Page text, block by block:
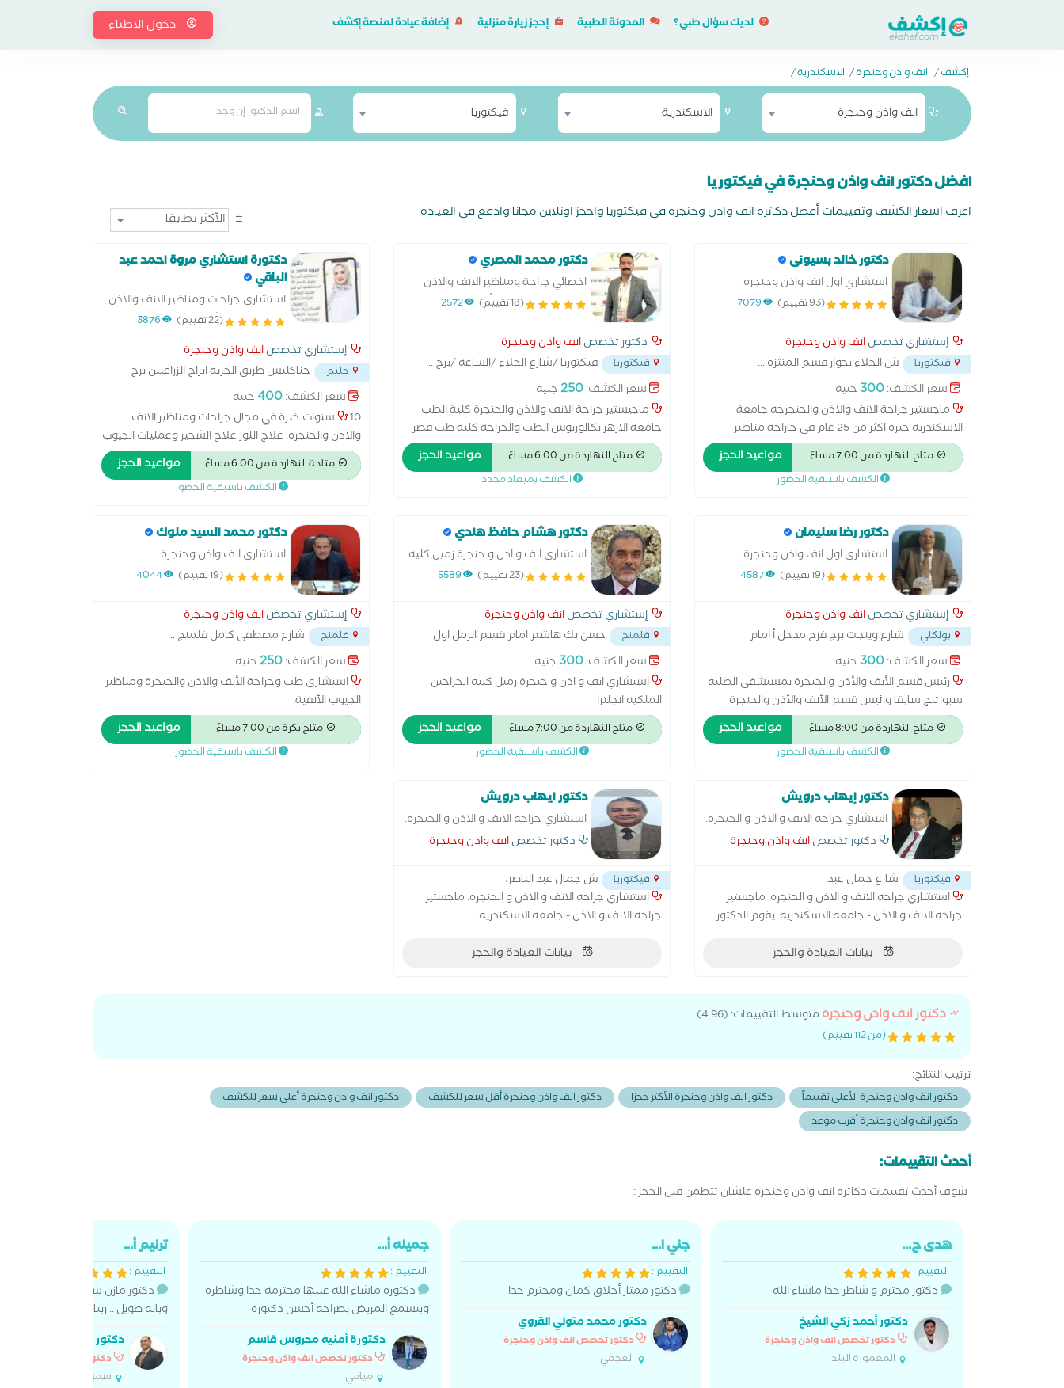
لديك سؤال طبي؟ المدونة الطبية إحجز زيارة منزلية إضافة عيادة لمنصة إكشف دخول الاطباء
إكشف/ انف واذن وحنجرة/ الاسكندرية/
انف واذن وحنجرة الاسكندرية فيكتوريا
افضل دكتور انف واذن وحنجرة في فيكتوريا
اعرف اسعار الكشف وتقييمات أفضل دكاترة انف واذن وحنجرة في فيكتوريا واحجز اونلاين مجانا وادفع في العيادة
دكتور خالد بسيونى
استشاري اول انف واذن وحنجره
الاستشارة 50 جنية مصري
(93 تقييم) 7079
إستشاري تخصصانف واذن وحنجرة
فيكتوريا ش الجلاء بجوار قسم المنتزه...
سعر الكشف:300 جنيه
ماجستير جراحة الانف والاذن والحنجرجه جامعة
الاسكندريه خبره اكثر من 25 عام فى جاراحة مناظير
الجيوب الانفيه وتجميل الانف
متاح النهاردة من 7:00 مساءً مواعيد الحجز
الكشف باسبقية الحضور
دكتور محمد المصري
اخصائي جراحة ومناظير الانف والاذن
والحنجرة وجراحات الرأس والرقبه
(18 تقييم) 2572
دكتور تخصصانف واذن وحنجرة
فيكتوريا فيكتوريا /شارع الجلاء /الساعه /برج...
سعر الكشف:250جنيه
ماجيستير جراحة الانف والاذن والحنجرة كلية الطب
جامعة الازهر بكالوريوس الطب والجراحة كلية طب قصر
العيني عضو الاكاديمية الطبية العسكرية
متاح النهاردة من 6:00 مساءً مواعيد الحجز
الكشف بميعاد محدد
دكتورة استشاري مروة احمد عبد
الباقي
استشاري جراحات ومناظير الانف والاذن
والحنجرة مستشفي ابوقير التخصصي
(22 تقييم) 3876
إستشاري تخصصانف واذن وحنجرة
جليم
جناكليس طريق الحرية ابراج الزراعيين برج
سعر الكشف:400جنيه
10 سنوات خبرة في مجال جراحات ومناظير الانف
والاذن والحنجرة. علاج اللوز علاج الشخير وعمليات الجيوب
الانفيه وعمليات ترقيع الاذن وجراحات الحنجره استشاري
جراحات ومناظير انف واذن والحنجرة ورئيس قسم الانف
والاذن والحنجرة بمستشفى ابوقير التخصصي للتأمين
متاحة النهاردة من 6:00 مساءً مواعيد الحجز
الكشف باسبقية الحضور
دكتور رضا سليمان
استشارى اول انف واذن وحنجرة
(19 تقييم) 4587
إستشاري تخصصانف واذن وحنجرة
بولكلي
شارع وينجت برج فرح مدخل أ امام
سوبر ماركت...
سعر الكشف:300 جنيه
رئيس قسم الأنف والأذن والحنجرة بمستشفى الطلبه
سبورتنج سابقا ورئيس قسم الأنف والأذن والحنجرة
بمستشفى جمال عبد الناصر سابقا ورئيس اقسام الأنف
والأذن والحنجرة بالهيئه العامه للتأمين الصحى فرع
شمال غرب الدلتا سابقا و استشارى انف واذن وحنجرة
متاح النهاردة من 8:00 مساءً مواعيد الحجز
الكشف باسبقية الحضور
دكتور هشام حافظ هندي
استشاري انف و اذن و حنجرة زميل كليه
الجراحين الملكيه انجلترا
(23 تقييم) 5589
إستشاري تخصصانف واذن وحنجرة
فلمنج
حسن بك هاشم امام قسم الرمل اول
شارع ابو قير فلمنج شارع النيابه العسكريه
سعر الكشف:300 جنيه
استشاري انف و اذن و حنجرة زميل كليه الجراحين
الملكيه انجلترا
متاح النهاردة من 7:00 مساءً مواعيد الحجز
الكشف باسبقية الحضور
دكتور محمد السيد ملوك
استشارى انف واذن وحنجرة
(19 تقييم) 4044
إستشاري تخصصانف واذن وحنجرة
فلمنج شارع مصطفى كامل فلمنج...
سعر الكشف:250جنيه
استشارى طب وجراحة الأنف والاذن والحنجرة ومناظير
الجيوب الأنفية
متاح بكرة من 7:00 مساءً مواعيد الحجز
الكشف باسبقية الحضور
دكتور إيهاب درويش
استشاري جراحه الانف و الاذن و الحنجره.
دكتور تخصصانف واذن وحنجرة
فيكتوريا
شارع جمال عبد
استشاري جراحه الانف و الاذن و الحنجره. ماجستير
جراحه الانف و الاذن - جامعه الاسكندريه. يقوم الدكتور
الشعب. بالاضافه الي عمليات الحاجز الانفي و الغضاريف و
بيانات العيادة والحجز
دكتور ايهاب درويش
استشاري جراحه الانف و الاذن و الحنجره.
دكتور انف واذن وحنجرة متخصص في
انف واذن وحنجرة بالغين، انف واذن
وحنجرة بالغين و انف واذن
دكتور تخصصانف واذن وحنجرة
فيكتوريا
ش جمال عبد الناصر،
استشاري جراحه الانف و الاذن و الحنجره. ماجستير
جراحه الانف و الاذن - جامعه الاسكندريه.
بيانات العيادة والحجز
دكتور انف واذن وحنجرة متوسط التقييمات: (4.96)
(من 112 تقييم)
ترتيب النتائج:
دكتور انف واذن وحنجرة الأعلى تقييماً دكتور انف واذن وحنجرة الأكثر حجزا دكتور انف واذن وحنجرة أقل سعر للكشف
دكتور انف واذن وحنجرة أعلى سعر للكشف
دكتور انف واذن وحنجرة أقرب موعد
أحدث التقييمات:
شوف أحدث تقييمات دكاترة انف واذن وحنجرة علشان تتطمن قبل الحجز :
هدى ح...
التقييم :
دكتور محترم و شاطر جدا ماشاء الله
دكتور أحمد زكي الشيخ
دكتور تخصص انف واذن وحنجرة
المعمورة البلد
جني ا...
التقييم :
دكتور ممتاز أخلاق كمان ومحترم جدا
دكتور محمد متولي القروي
دكتور تخصص انف واذن وحنجرة
العجمي
جميله أ...
التقييم :
دكتوره ماشاء الله عليها محترمه جدا وشاطره
وبتسمع المريض بصراحه أحسن دكتوره
دكتورة أمنيه محروس قاسم
دكتور تخصص انف واذن وحنجرة
ميامي
ترنيم أ...
التقييم :
دكتور مازن شاطر وبيتعامل
وباله طويل .. ربنا يكرمه
دكتور مازن غانم
دكتور تخصص انف واذن
سموحة